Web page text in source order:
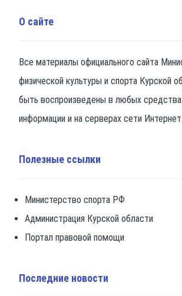
О сайте
Все материалы официального сайта
физической культуры и спорта Курской
быть воспроизведены в любых
информации и на серверах сети Интернет.
Полезные ссылки
Министерство спорта РФ
Администрация Курской области
Портал правовой помощи
Последние новости